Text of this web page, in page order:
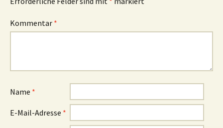
Kommentar *
Name *
E-Mail-Adresse *